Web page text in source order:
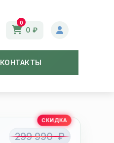
0
0 ₽
КОНТАКТЫ
299 990 ₽